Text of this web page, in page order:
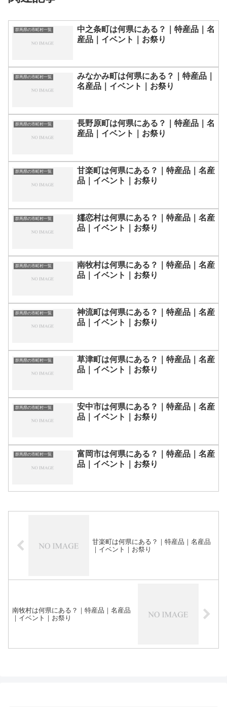
群馬県の市町村一覧
中之条町は何県にある？｜特産品｜名
産品｜イベント｜お祭り
群馬県の市町村一覧
みなかみ町は何県にある？｜特産品｜
名産品｜イベント｜お祭り
群馬県の市町村一覧
長野原町は何県にある？｜特産品｜名
産品｜イベント｜お祭り
群馬県の市町村一覧
甘楽町は何県にある？｜特産品｜名産
品｜イベント｜お祭り
群馬県の市町村一覧
嬬恋村は何県にある？｜特産品｜名産
品｜イベント｜お祭り
群馬県の市町村一覧
南牧村は何県にある？｜特産品｜名産
品｜イベント｜お祭り
群馬県の市町村一覧
神流町は何県にある？｜特産品｜名産
品｜イベント｜お祭り
群馬県の市町村一覧
草津町は何県にある？｜特産品｜名産
品｜イベント｜お祭り
群馬県の市町村一覧
安中市は何県にある？｜特産品｜名産
品｜イベント｜お祭り
群馬県の市町村一覧
富岡市は何県にある？｜特産品｜名産
品｜イベント｜お祭り
甘楽町は何県にある？｜特産品｜名産品
｜イベント｜お祭り
南牧村は何県にある？｜特産品｜名産品
｜イベント｜お祭り